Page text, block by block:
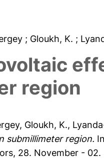
; Gloukh, K. ;
region
, Gloukh, K.,
submillimeter region.
28. November - 02.